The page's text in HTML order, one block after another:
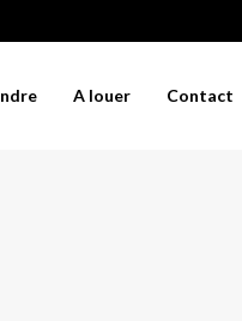
A louer Contact